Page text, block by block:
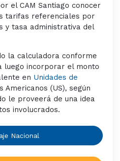
el CAM Santiago conocer
tarifas referenciales por
y tasa administrativa del
la calculadora conforme
luego incorporar el monto
en Unidades de
Americanos (US), según
le proveerá de una idea
involucrados.
Nacional